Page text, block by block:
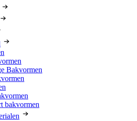
Bakvormen
bakvormen